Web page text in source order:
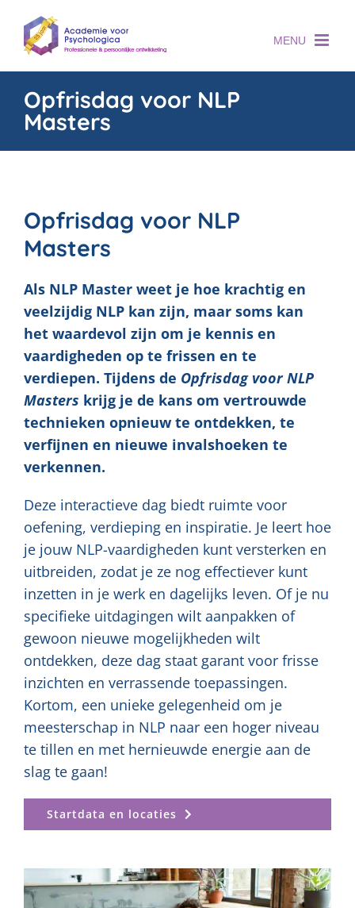
content
Opfrisdag voor NLP
Masters
Opfrisdag voor NLP
Masters
Als NLP Master weet je hoe krachtig en
veelzijdig NLP kan zijn, maar soms kan
het waardevol zijn om je kennis en
vaardigheden op te frissen en te
verdiepen. Tijdens de Opfrisdag voor NLP
Masters krijg je de kans om vertrouwde
technieken opnieuw te ontdekken, te
verfijnen en nieuwe invalshoeken te
verkennen.
Deze interactieve dag biedt ruimte voor
oefening, verdieping en inspiratie. Je leert hoe
je jouw NLP-vaardigheden kunt versterken en
uitbreiden, zodat je ze nog effectiever kunt
inzetten in je werk en dagelijks leven. Of je nu
specifieke uitdagingen wilt aanpakken of
gewoon nieuwe mogelijkheden wilt
ontdekken, deze dag staat garant voor frisse
inzichten en verrassende toepassingen.
Kortom, een unieke gelegenheid om je
meesterschap in NLP naar een hoger niveau
te tillen en met hernieuwde energie aan de
slag te gaan!
Startdata en locaties